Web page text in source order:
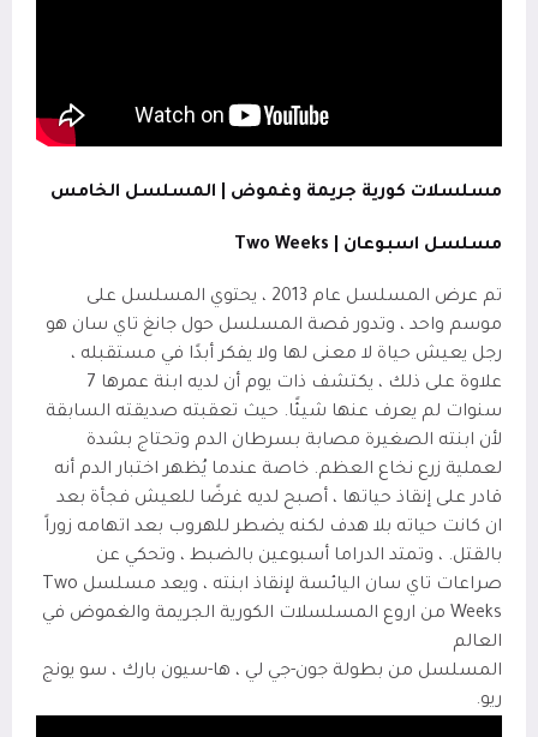
مسلسلات كورية جريمة وغموض | المسلسل الخامس
مسلسل اسبوعان | Two Weeks
تم عرض المسلسل عام 2013 ، يحتوي المسلسل على
موسم واحد ، وتدور قصة المسلسل حول جانغ تاي سان هو
رجل يعيش حياة لا معنى لها ولا يفكر أبدًا في مستقبله ،
علاوة على ذلك ، يكتشف ذات يوم أن لديه ابنة عمرها 7
سنوات لم يعرف عنها شيئًا. حيث تعقبته صديقته السابقة
لأن ابنته الصغيرة مصابة بسرطان الدم وتحتاج بشدة
لعملية زرع نخاع العظم. خاصة عندما يُظهر اختبار الدم أنه
قادر على إنقاذ حياتها ، أصبح لديه غرضًا للعيش فجأة بعد
ان كانت حياته بلا هدف لكنه يضطر للهروب بعد اتهامه زوراً
بالقتل. ، وتمتد الدراما أسبوعين بالضبط ، وتحكي عن
صراعات تاي سان اليائسة لإنقاذ ابنته ، ويعد مسلسل Two
Weeks من اروع المسلسلات الكورية الجريمة والغموض في
العالم
المسلسل من بطولة جون-جي لي ، ها-سيون بارك ، سو يونج
ريو.